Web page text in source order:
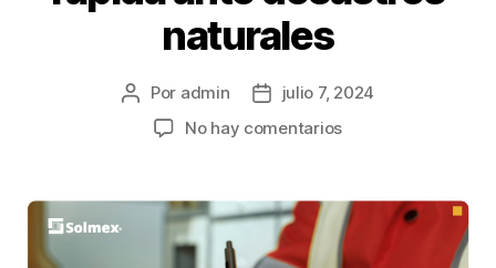
naturales
Por admin
julio 7, 2024
No hay comentarios